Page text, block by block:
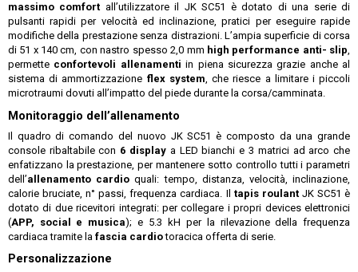
massimo comfort all’utilizzatore il JK SC51 è dotato di una serie di
pulsanti rapidi per velocità ed inclinazione, pratici per eseguire rapide
modifiche della prestazione senza distrazioni. L’ampia superficie di corsa
di 51 x 140 cm, con nastro spesso 2,0 mm high performance anti- slip,
permette confortevoli allenamenti in piena sicurezza grazie anche al
sistema di ammortizzazione flex system, che riesce a limitare i piccoli
microtraumi dovuti all’impatto del piede durante la corsa/camminata.
Monitoraggio dell’allenamento
Il quadro di comando del nuovo JK SC51 è composto da una grande
console ribaltabile con 6 display a LED bianchi e 3 matrici ad arco che
enfatizzano la prestazione, per mantenere sotto controllo tutti i parametri
dell’allenamento cardio quali: tempo, distanza, velocità, inclinazione,
calorie bruciate, n° passi, frequenza cardiaca. Il tapis roulantJK SC51 è
dotato di due ricevitori integrati: per collegare i propri devices elettronici
(APP, social e musica); e 5.3 kH per la rilevazione della frequenza
cardiaca tramite la fascia cardiotoracica offerta di serie.
Personalizzazione